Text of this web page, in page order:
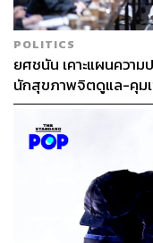
POLITICS
ยศชนัน เคาะแผนควา
นักสุขภาพจิตดูแล-คุม